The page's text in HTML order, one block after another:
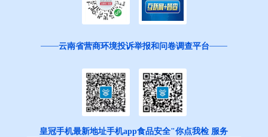
云南省营商环境投诉举报和问卷调查平台
皇冠手机最新地址手机app食品安全"你点我检 服务